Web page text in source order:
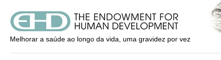
Melhorar a saúde ao longo da vida, uma gravidez por vez